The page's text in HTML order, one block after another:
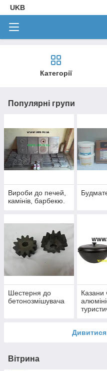
UKB
Категорії
Популярні групи
Вироби до печей,
камінів, барбекю.
Шестерня до
бетонозмішувача
Казани
Дивитися
Вітрина